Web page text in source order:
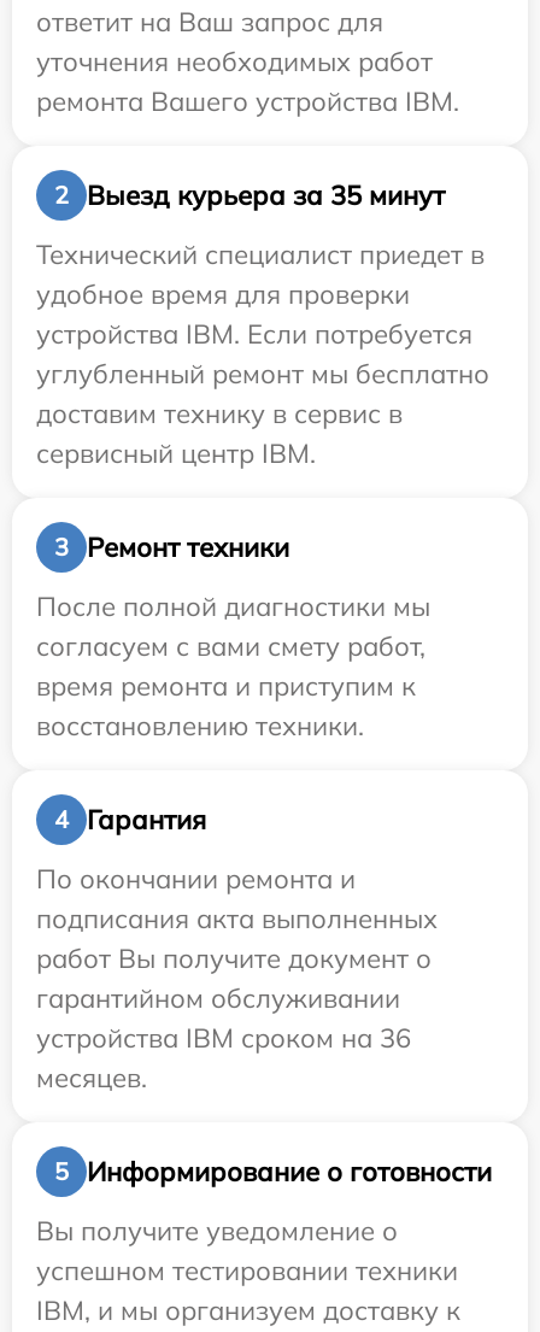
ответит на Ваш запрос для
уточнения необходимых работ
ремонта Вашего устройства IBM.
2
Выезд курьера за 35 минут
Технический специалист приедет в
удобное время для проверки
устройства IBM. Если потребуется
углубленный ремонт мы бесплатно
доставим технику в сервис в
сервисный центр IBM.
3
Ремонт техники
После полной диагностики мы
согласуем с вами смету работ,
время ремонта и приступим к
восстановлению техники.
4
Гарантия
По окончании ремонта и
подписания акта выполненных
работ Вы получите документ о
гарантийном обслуживании
устройства IBM сроком на 36
месяцев.
5
Информирование о готовности
Вы получите уведомление о
успешном тестировании техники
IBM, и мы организуем доставку к